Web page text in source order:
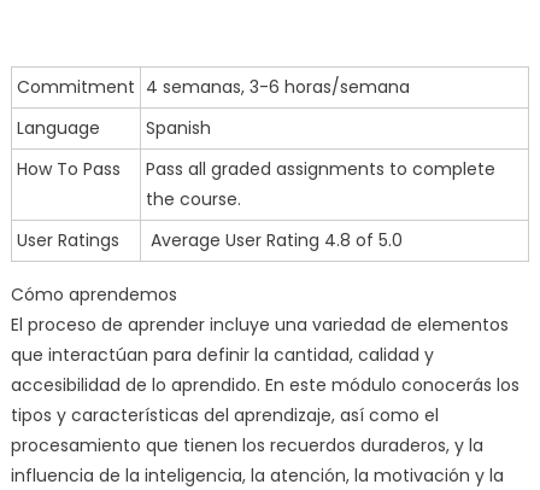
Commitment 4 semanas, 3-6 horas/semana
Language
Spanish
How To Pass
Pass all graded assignments to complete
the course.
User Ratings
Average User Rating 4.8 of 5.0
Cómo aprendemos
El proceso de aprender incluye una variedad de elementos
que interactúan para definir la cantidad, calidad y
accesibilidad de lo aprendido. En este módulo conocerás los
tipos y características del aprendizaje, así como el
procesamiento que tienen los recuerdos duraderos, y la
influencia de la inteligencia, la atención, la motivación y la